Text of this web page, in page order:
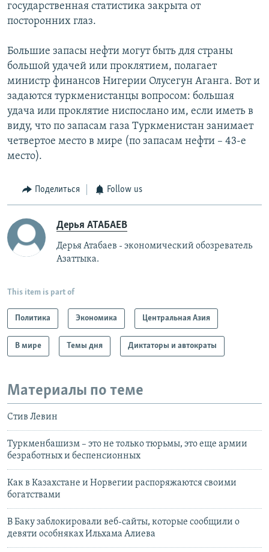
государственная статистика закрыта от
посторонних глаз.
Большие запасы нефти могут быть для страны
большой удачей или проклятием, полагает
министр финансов Нигерии Олусегун Аганга. Вот и
задаются туркменистанцы вопросом: большая
удача или проклятие ниспослано им, если иметь в
виду, что по запасам газа Туркменистан занимает
четвертое место в мире (по запасам нефти – 43-е
место).
Поделиться Follow us
Дерья АТАБАЕВ
Дерья Атабаев - экономический обозреватель
Азаттыка.
This item is part of
Политика Экономика Центральная Азия
В мире Темы дня Диктаторы и автократы
Материалы по теме
Стив Левин
Туркменбашизм – это не только тюрьмы, это еще армии
безработных и беcпенсионных
Как в Казахстане и Норвегии распоряжаются своими
богатствами
В Баку заблокировали веб-сайты, которые сообщили о
девяти особняках Ильхама Алиева